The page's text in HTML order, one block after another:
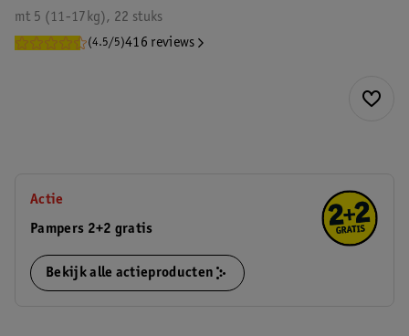
mt 5 (11-17kg), 22 stuks
(4.5/5)416 reviews
Actie
Pampers 2+2 gratis
Bekijk alle actieproducten